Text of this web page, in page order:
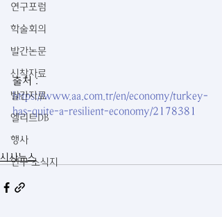
연구포럼
학술회의
발간논문
신착자료
발간자료
엘리트DB
행사
연구 소식지
출처 :
https://www.aa.com.tr/en/economy/turkey-
has-quite-a-resilient-economy/2178381
시사뉴스